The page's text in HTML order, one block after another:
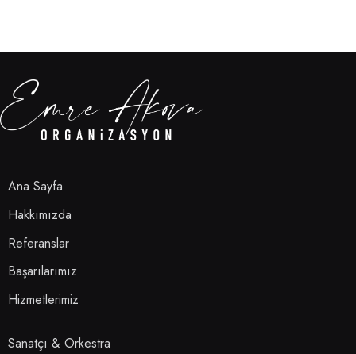
Ana Sayfa
Hakkımızda
Referanslar
Başarılarımız
Hizmetlerimiz
Sanatçı & Orkestra